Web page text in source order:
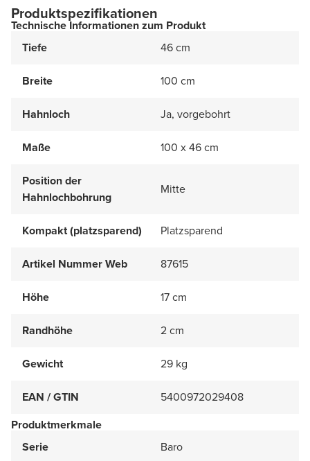
Produktspezifikationen
Technische Informationen zum Produkt
Tiefe
46 cm
Breite 100 cm
Hahnloch Ja, vorgebohrt
Maße 100 x 46 cm
Position der
Hahnlochbohrung
Mitte
Kompakt (platzsparend) Platzsparend
Artikel Nummer Web 87615
Höhe 17 cm
Randhöhe 2 cm
Gewicht 29 kg
EAN / GTIN
5400972029408
Produktmerkmale
Serie
Baro